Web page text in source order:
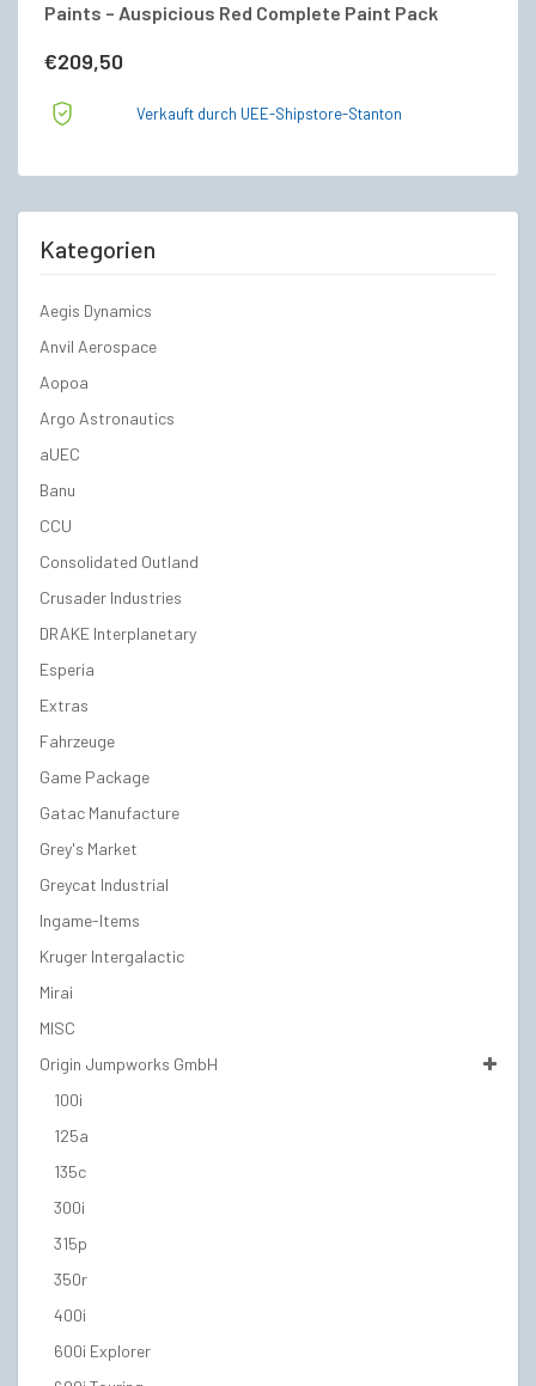
Paints – Auspicious Red Complete Paint Pack
€209,50
Verkauft durch UEE-Shipstore-Stanton
Kategorien
Aegis Dynamics
Anvil Aerospace
Aopoa
Argo Astronautics
aUEC
Banu
CCU
Consolidated Outland
Crusader Industries
DRAKE Interplanetary
Esperia
Extras
Fahrzeuge
Game Package
Gatac Manufacture
Grey's Market
Greycat Industrial
Ingame-Items
Kruger Intergalactic
Mirai
MISC
Origin Jumpworks GmbH
100i
125a
135c
300i
315p
350r
400i
600i Explorer